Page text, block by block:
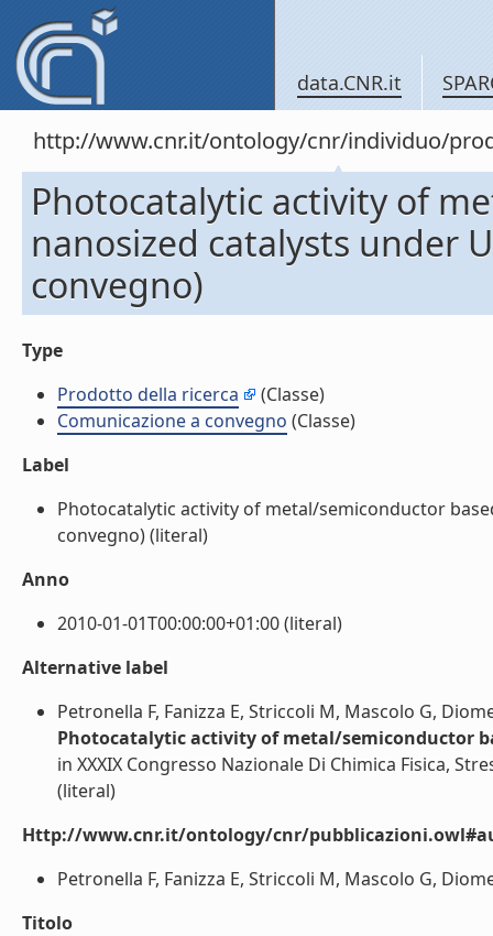
data.CNR.it
http://www.cnr.it/ontology/cnr/individuo/
Photocatalytic activity of
nanosized catalysts under
convegno)
Type
Prodotto della ricerca
(Classe)
Comunicazione a convegno (Classe)
Label
Photocatalytic activity of metal/semiconductor
convegno) (literal)
Anno
2010-01-01T00:00:00+01:00 (literal)
Alternative label
Petronella F, Fanizza E, Striccoli M, Mascolo G,
Photocatalytic activity of metal/semiconductor
in XXXIX Congresso Nazionale Di Chimica Fisica,
(literal)
Http://www.cnr.it/ontology/cnr/
Petronella F, Fanizza E, Striccoli M, Mascolo G,
Titolo